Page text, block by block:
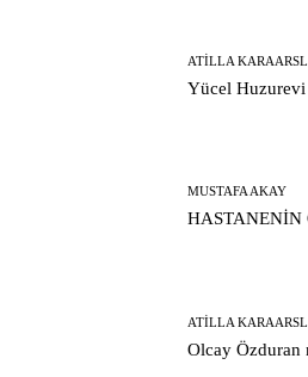
ATILLA
Yücel
MUSTAFA AKAY
HASTANENİN
ATILLA
Olcay Özduran